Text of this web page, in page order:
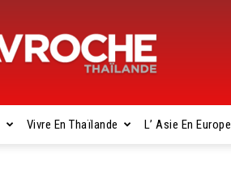
Gavroche
Vivre En Thaïlande L’ Asie En Europe